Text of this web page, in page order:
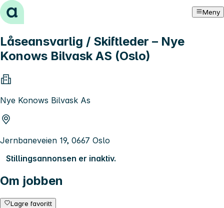
Hopp til innhold Meny
Låseansvarlig / Skiftleder – Nye
Konows Bilvask AS (Oslo)
Nye Konows Bilvask As
Jernbaneveien 19, 0667 Oslo
Stillingsannonsen er inaktiv.
Om jobben
Lagre favoritt